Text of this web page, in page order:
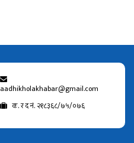
aadhikholakhabar@gmail.com
क. र द नं. २१८३६८/७५/०७६